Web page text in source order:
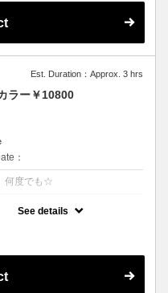
Est. Duration：Approx. 3 hrs
ラー￥10800
：
何度でも☆
See details